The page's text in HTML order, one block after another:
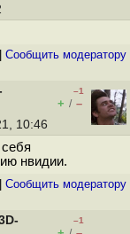
Cообщить модератору
–1
+ / –
10:46
нвидии.
Cообщить модератору
–1